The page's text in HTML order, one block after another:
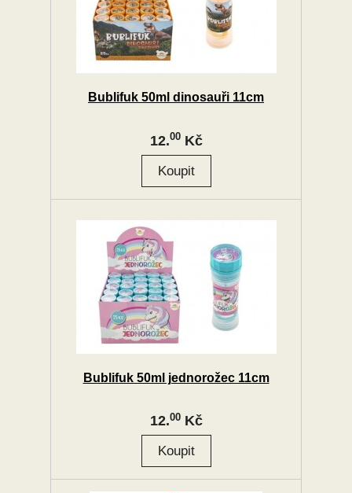
Bublifuk 50ml dinosauři 11cm
12.00Kč
Bublifuk 50ml jednorožec 11cm
12.00Kč